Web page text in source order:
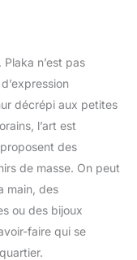
n’est pas
décrépi aux petites
l’art est
des
de masse. On peut
main, des
ou des bijoux
faire qui se